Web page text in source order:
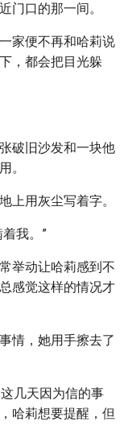
门口的那一间。
家便不再和哈莉说
，都会把目光躲
破旧沙发和一块他
。
上用灰尘写着字。
我。”
举动让哈莉感到不
感觉这样的情况才
情，她用手擦去了
几天因为信的事
哈莉想要提醒，但